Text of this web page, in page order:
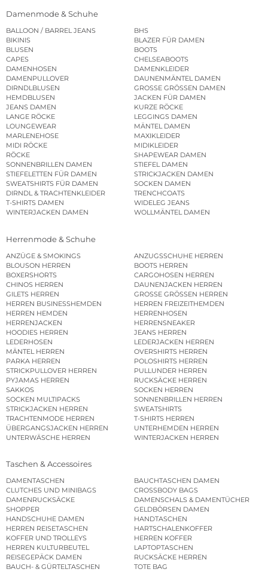
Damenmode & Schuhe
BALLOON / BARREL JEANS
BHS
BIKINIS
BLAZER FÜR DAMEN
BLUSEN
BOOTS
CAPES
CHELSEABOOTS
DAMENHOSEN
DAMENKLEIDER
DAMENPULLOVER
DAUNENMÄNTEL DAMEN
DIRNDLBLUSEN
GROSSE GRÖSSEN DAMEN
HEMDBLUSEN
JACKEN FÜR DAMEN
JEANS DAMEN
KURZE RÖCKE
LANGE RÖCKE
LEGGINGS DAMEN
LOUNGEWEAR
MÄNTEL DAMEN
MARLENEHOSE
MAXIKLEIDER
MIDI RÖCKE
MIDIKLEIDER
RÖCKE
SHAPEWEAR DAMEN
SONNENBRILLEN DAMEN
STIEFEL DAMEN
STIEFELETTEN FÜR DAMEN
STRICKJACKEN DAMEN
SWEATSHIRTS FÜR DAMEN
SOCKEN DAMEN
DIRNDL & TRACHTENKLEIDER
TRENCHCOATS
T-SHIRTS DAMEN
WIDELEG JEANS
WINTERJACKEN DAMEN
WOLLMÄNTEL DAMEN
Herrenmode & Schuhe
ANZÜGE & SMOKINGS
ANZUGSSCHUHE HERREN
BLOUSON HERREN
BOOTS HERREN
BOXERSHORTS
CARGOHOSEN HERREN
CHINOS HERREN
DAUNENJACKEN HERREN
GILETS HERREN
GROSSE GRÖSSEN HERREN
HERREN BUSINESSHEMDEN
HERREN FREIZEITHEMDEN
HERREN HEMDEN
HERRENHOSEN
HERRENJACKEN
HERRENSNEAKER
HOODIES HERREN
JEANS HERREN
LEDERHOSEN
LEDERJACKEN HERREN
MÄNTEL HERREN
OVERSHIRTS HERREN
PARKA HERREN
POLOSHIRTS HERREN
STRICKPULLOVER HERREN
PULLUNDER HERREN
PYJAMAS HERREN
RUCKSÄCKE HERREN
SAKKOS
SOCKEN HERREN
SOCKEN MULTIPACKS
SONNENBRILLEN HERREN
STRICKJACKEN HERREN
SWEATSHIRTS
TRACHTENMODE HERREN
T-SHIRTS HERREN
ÜBERGANGSJACKEN HERREN
UNTERHEMDEN HERREN
UNTERWÄSCHE HERREN
WINTERJACKEN HERREN
Taschen & Accessoires
DAMENTASCHEN
BAUCHTASCHEN DAMEN
CLUTCHES UND MINIBAGS
CROSSBODY BAGS
DAMENRUCKSÄCKE
DAMENSCHALS & DAMENTÜCHER
SHOPPER
GELDBÖRSEN DAMEN
HANDSCHUHE DAMEN
HANDTASCHEN
HERREN REISETASCHEN
HARTSCHALENKOFFER
KOFFER UND TROLLEYS
HERREN KOFFER
HERREN KULTURBEUTEL
LAPTOPTASCHEN
REISEGEPÄCK DAMEN
RUCKSÄCKE HERREN
BAUCH- & GÜRTELTASCHEN
TOTE BAG